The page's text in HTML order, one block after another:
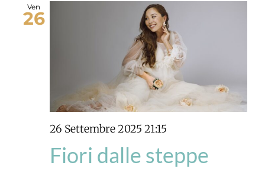
Ven
26
26 Settembre 2025 21:15
Fiori dalle steppe